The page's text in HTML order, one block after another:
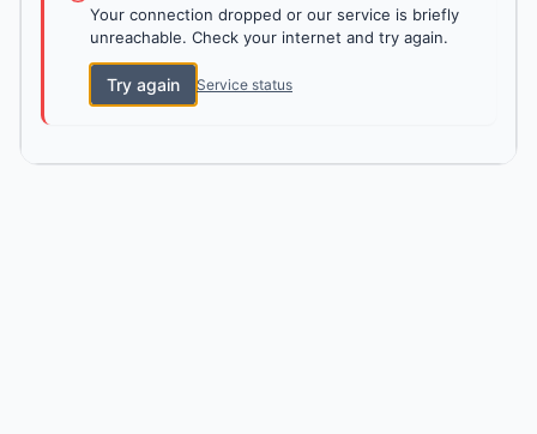
Your connection dropped or our service is briefly
unreachable. Check your internet and try again.
Try again Service status